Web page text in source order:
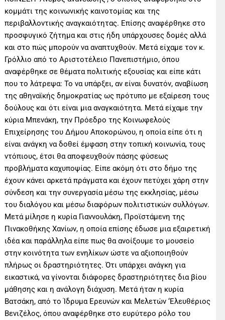
κομμάτι της κοινωνικής καινοτομίας και της
περιβαλλοντικής αναγκαιότητας. Επίσης αναφέρθηκε στο
προσφυγικό ζήτημα και στις ήδη υπάρχουσες δομές αλλά
και στο πώς μπορούν να αναπτυχθούν. Μετά είχαμε τον κ.
Γρόλλιο από το Αριστοτέλειο Πανεπιστήμιο, όπου
αναφέρθηκε σε θέματα πολιτικής εξουσίας και είπε κάτι
που το λάτρεψα: Το να υπάρξει, αν είναι δυνατόν, αναβίωση
της αθηναϊκής δημοκρατίας ως πρότυπο με εξαίρεση τους
δούλους και ότι είναι μια αναγκαιότητα. Μετά είχαμε την
κύρια Μπενάκη, την Πρόεδρο της Κοινωφελούς
Επιχείρησης του Δήμου Αποκορώνου, η οποία είπε ότι η
είναι ανάγκη να δοθεί έμφαση στην τοπική κοινωνία, τους
ντόπιους, έτσι θα αποφευχθούν πάσης φύσεως
προβλήματα καχυποψίας. Είπε ακόμη ότι στο δήμο της
έχουν κάνει αρκετά πράγματα και έχουν πετύχει χάρη στην
σύνδεση και την συνεργασία μέσω της εκκλησίας, μέσω
του διαλόγου και μέσω διαφόρων πολιτιστικών συλλόγων.
Μετά μίλησε η κυρία Γιαννουλάκη, Προϊστάμενη της
Πινακοθήκης Χανίων, η οποία επίσης έδωσε μια εξαιρετική
ιδέα και παράλληλα είπε πως θα ανοίξουμε το μουσείο
στην κοινότητα των ενηλίκων ώστε να αξιοποιηθούν
πλήρως οι δραστηριότητες. Ότι υπάρχει ανάγκη για
εικαστικά, να γίνονται διάφορες δραστηριότητες δια βίου
μάθησης και η ανάλογη διάχυση. Μετά ήταν η κυρία
Βατσάκη, από το Ίδρυμα Ερευνών και Μελετών ‘Ελευθέριος
Βενιζέλος, όπου αναφέρθηκε στο ευρύτερο ρόλο του